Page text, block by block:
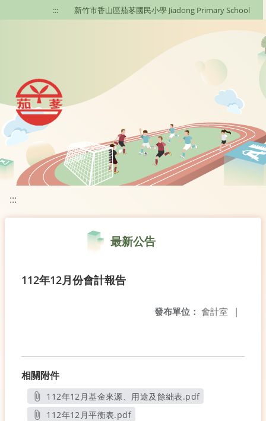
移至網頁之主要內容區位置
::: 新竹市香山區茄苳國民小學 Jiadong Primary School
:::
最新公告
112年12月份會計報告
發布單位： 會計室 |
相關附件
112年12月基金來源、用途及餘絀表.pdf
另開新視窗
112年12月平衡表.pdf